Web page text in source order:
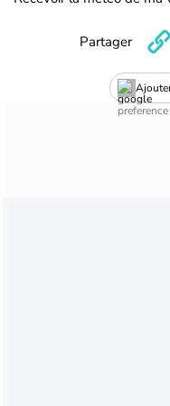
Partager